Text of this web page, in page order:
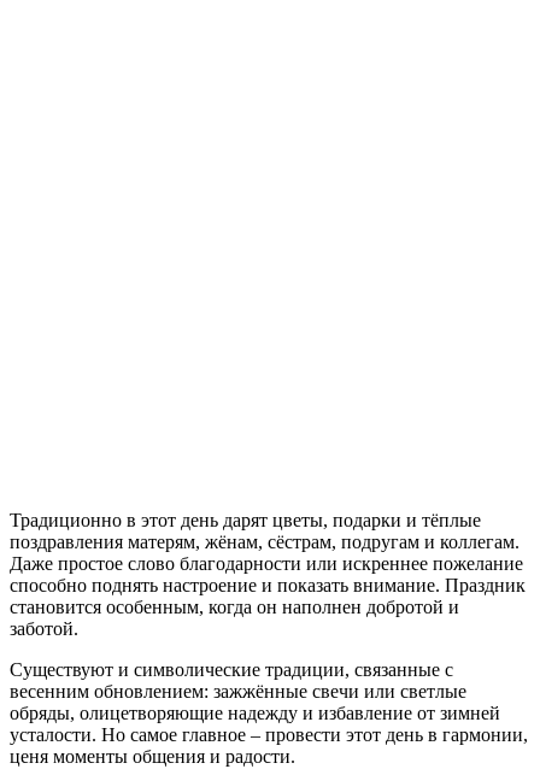
Традиционно в этот день дарят цветы, подарки и тёплые
поздравления матерям, жёнам, сёстрам, подругам и коллегам.
Даже простое слово благодарности или искреннее пожелание
способно поднять настроение и показать внимание. Праздник
становится особенным, когда он наполнен добротой и
заботой.
Существуют и символические традиции, связанные с
весенним обновлением: зажжённые свечи или светлые
обряды, олицетворяющие надежду и избавление от зимней
усталости. Но самое главное – провести этот день в гармонии,
ценя моменты общения и радости.